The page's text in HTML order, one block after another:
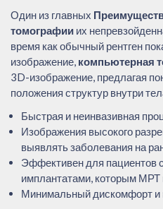
Один из главных
томографии их
время как обычный рентген
изображение, компьютерная
3D-изображение, предлагая
положения структур внутри
Быстрая и неинвазивная
Изображения высокого
выявлять заболевания на
Эффективен для пациентов
имплантатами, которым МРТ
Минимальный дискомфорт и